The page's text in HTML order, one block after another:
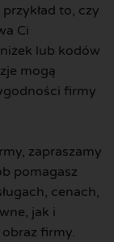
to, czy
Ci
lub kodów
mogą
firmy
zapraszamy
pomagasz
cenach,
jak i
obraz firmy.